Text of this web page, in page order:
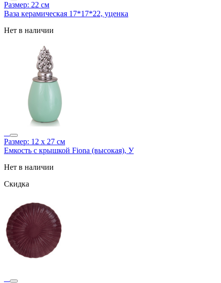
Размер: 22 см
Ваза керамическая 17*17*22, уценка
Нет в наличии
Размер: 12 х 27 см
Емкость с крышкой Fiona (высокая), У
Нет в наличии
Скидка